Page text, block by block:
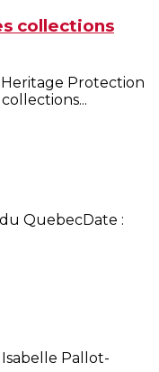
collections
Heritage Protection
QuebecDate :
Pallot-